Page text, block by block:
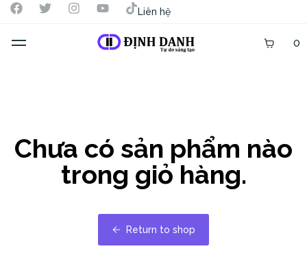
Liên hệ
0
Chưa có sản phẩm nào
trong giỏ hàng.
Return to shop